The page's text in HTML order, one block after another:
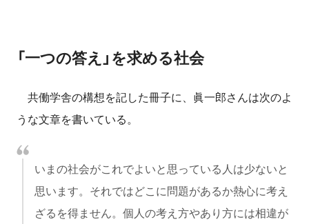
「一つの答え」を求める社会
共働学舎の構想を記した冊子に、眞一郎さんは次のよ
うな文章を書いている。
いまの社会がこれでよいと思っている人は少ないと
思います。それではどこに問題があるか熱心に考え
ざるを得ません。個人の考え方やあり方には相違が